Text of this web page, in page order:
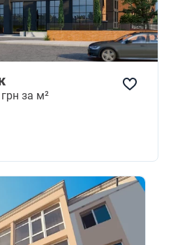
за м²